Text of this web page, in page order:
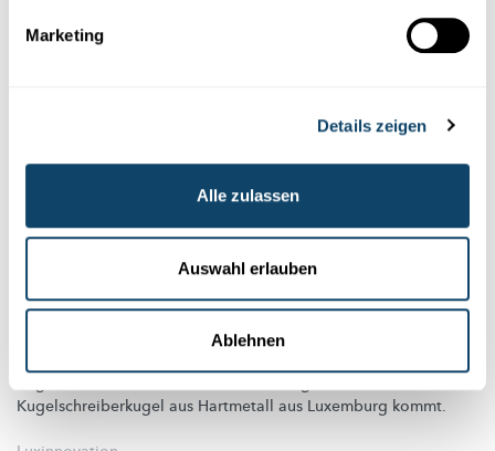
Marketing
Details zeigen
Alle zulassen
Auswahl erlauben
Ablehnen
Bei Kugelschreibern gibt es in Luxemburg
einen Weltmarktführer
Kugelschreiberkugel aus Hartmetall aus Luxemburg kommt.